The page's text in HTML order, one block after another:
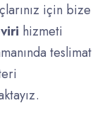
için bize
hizmeti
teslimat